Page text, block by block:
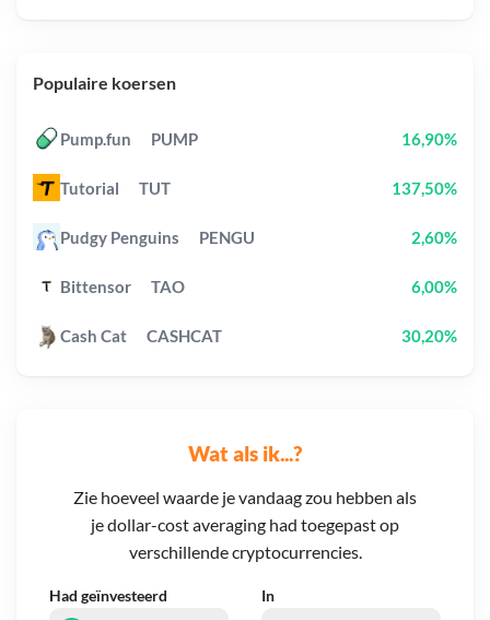
Wat als ik...?
Zie hoeveel waarde je vandaag zou hebben als
je dollar-cost averaging had toegepast op
verschillende cryptocurrencies.
Had geïnvesteerd In
Populaire koersen
Pump.fun PUMP 16,90%
Tutorial TUT 137,50%
Pudgy Penguins PENGU 2,60%
Bittensor TAO 6,00%
Cash Cat CASHCAT 30,20%